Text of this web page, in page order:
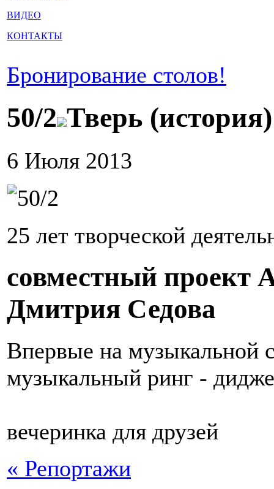
ВИДЕО
КОНТАКТЫ
Бронирование столов!
50/2 Тверь (история)
6 Июля 2013
25 лет творческой
совместный проект
Дмитрия Седова
Впервые на музыкальной
музыкальный ринг -
вечеринка для друзей
« Репортажи